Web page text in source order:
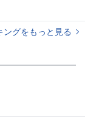
グをもっと見る